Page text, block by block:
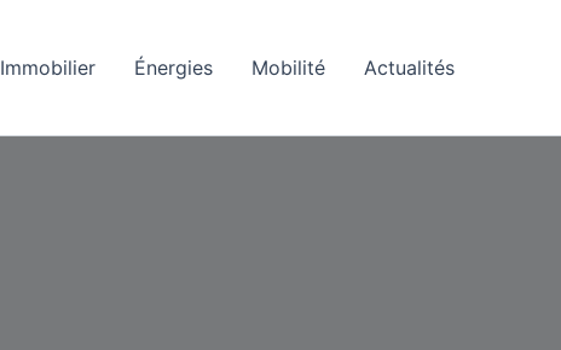
Immobilier Énergies Mobilité Actualités